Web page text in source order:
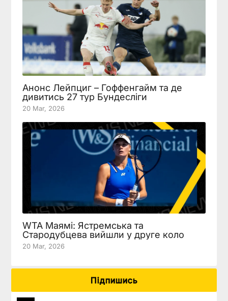
Анонс Лейпциг – Гоффенгайм та де
дивитись 27 тур Бундесліги
20 Mar, 2026
WTA Маямі: Ястремська та
Стародубцева вийшли у друге коло
20 Mar, 2026
Підпишись